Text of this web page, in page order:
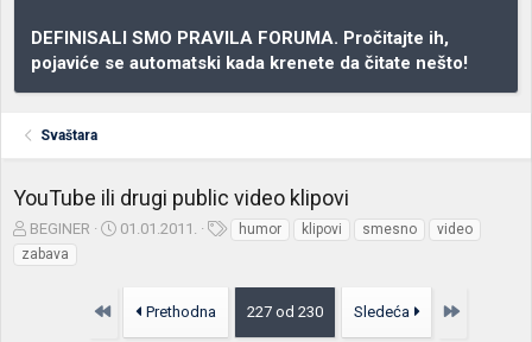
DEFINISALI SMO PRAVILA FORUMA. Pročitajte ih,
pojaviće se automatski kada krenete da čitate nešto!
Svaštara
YouTube ili drugi public video klipovi
Z
a
č
BEGINER
D
p
01.01.2011.
a
e
humor klipovi smesno
video
zabava
Prvo Prethodna 227 od 230 Sledeća Poslednja